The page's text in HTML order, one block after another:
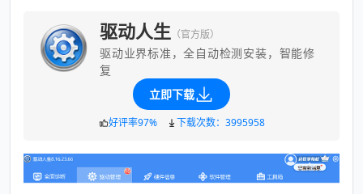
驱动人生 （官方版）
驱动业界标准，全自动检测安装，智能修
复
立即下载
好评率97% 下载次数：3995958